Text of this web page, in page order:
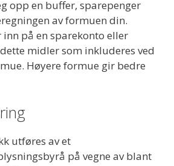
opp en buffer, sparepenger
av formuen din.
inn på en sparekonto eller
midler som inkluderes ved
Høyere formue gir bedre
utføres av et
på vegne av blant